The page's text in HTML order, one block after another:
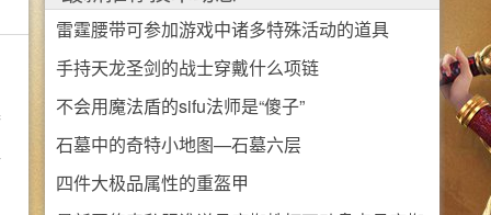
雷霆腰带可参加游戏中诸多特殊活动的道具
手持天龙圣剑的战士穿戴什么项链
不会用魔法盾的sifu法师是“傻子”
石墓中的奇特小地图—石墓六层
四件大极品属性的重盔甲